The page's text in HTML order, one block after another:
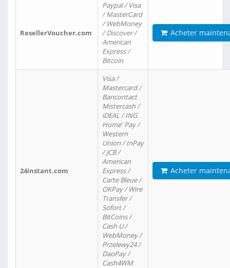
ResellerVoucher.com
Paypal / Visa
/ MasterCard
/ WebMoney
/ Discover /
American
Express /
Bitcoin
Acheter
24instant.com
Visa /
Mastercard /
Bancontact
Mistercash /
iDEAL / ING
Home' Pay /
Western
Union / InPay
/ JCB /
American
Express /
Carte Bleue /
OKPay / Wire
Transfer /
Sofort /
BitCoins /
Cash U /
WebMoney /
Przelewy24 /
DaoPay /
Cash4WM
Acheter